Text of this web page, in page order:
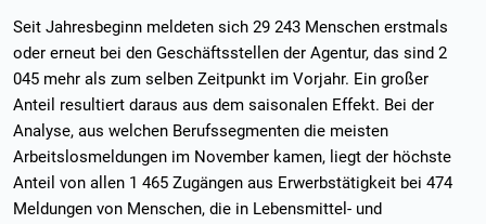
Seit Jahresbeginn meldeten sich 29 243 Menschen erstmals
oder erneut bei den Geschäftsstellen der Agentur, das sind 2
045 mehr als zum selben Zeitpunkt im Vorjahr. Ein großer
Anteil resultiert daraus aus dem saisonalen Effekt. Bei der
Analyse, aus welchen Berufssegmenten die meisten
Arbeitslosmeldungen im November kamen, liegt der höchste
Anteil von allen 1 465 Zugängen aus Erwerbstätigkeit bei 474
Meldungen von Menschen, die in Lebensmittel- und